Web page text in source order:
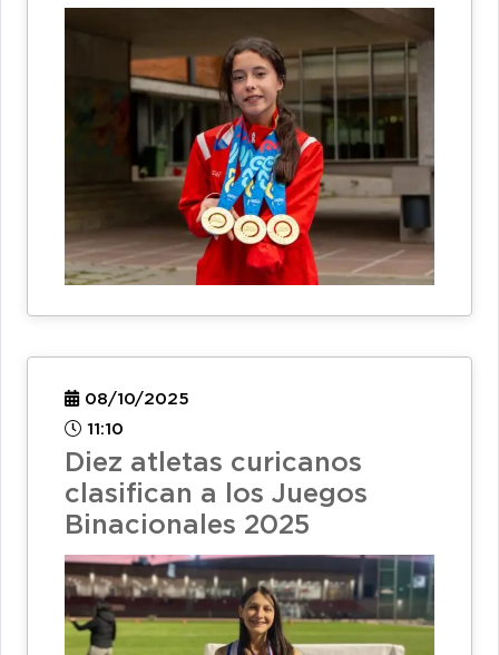
08/10/2025
11:10
Diez atletas curicanos
clasifican a los Juegos
Binacionales 2025